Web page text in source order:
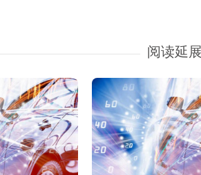
阅读延